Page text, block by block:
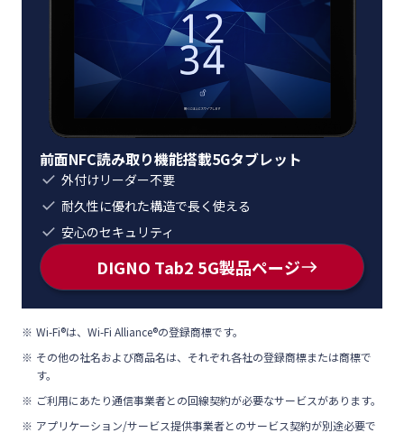
前面NFC読み取り機能搭載5Gタブレット
外付けリーダー不要
耐久性に優れた構造で長く使える
安心のセキュリティ
DIGNO Tab2 5G製品ページ
Wi-Fi®は、Wi-Fi Alliance®の登録商標です。
その他の社名および商品名は、それぞれ各社の登録商標または商標で
す。
ご利用にあたり通信事業者との回線契約が必要なサービスがあります。
アプリケーション/サービス提供事業者とのサービス契約が別途必要で